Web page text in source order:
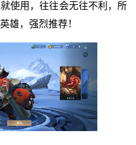
使用，往往会无往不利，所
雄，强烈推荐！